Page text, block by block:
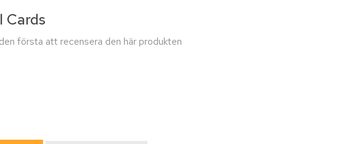
Cards
första att recensera den här produkten